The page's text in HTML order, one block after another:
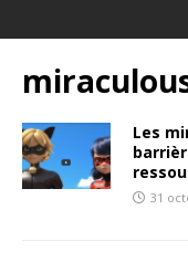
Les
31